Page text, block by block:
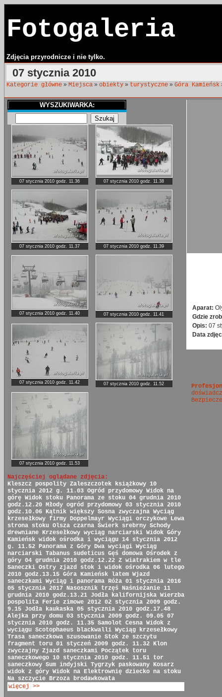
Fotogaleria
Zdjęcia przyrodnicze i nie tylko.
07 stycznia 2010
Kategorie główne » Miejsca » obiekty » turystyczne » Góra Kamieńsk
WYSZUKIWARKA:
07 stycznia 2010 godz. 11.36 07 stycznia 2010 godz. 11.38
07 stycznia 2010 godz. 11.37 07 stycznia 2010 godz. 11.39
07 stycznia 2010 godz. 11.40 07 stycznia 2010 godz. 11.41
07 stycznia 2010 godz. 11.42 07 stycznia 2010 godz. 11.52
07 stycznia 2010 godz. 11.53
Najczęściej oglądane zdjęcia:
Kleszcz pospolity Zaleszczotek książkowy 10
stycznia 2012 g. 11.03 Ogród przydomowy Widok na
górę Widok stoku Panorama ze stoku 04 grudnia 2010
godz.12.20 Młody ogród przydomowy 03 stycznia 2010
godz.10.06 Kątnik większy Sosna zwyczajna Wyciąg
krzesełkowy firmy Doppelmayr Wyciągi orczykowe Lewa
strona stoku Olsza czarna Świerk srebrny Schody
drewniane Krzesełkowy wyciąg narciarski Widok Góry
Kamieńsk widok ośrodka i wyciągu 14 stycznia 2012
g. 11.52 Panorama z Góry Dwa wyciągi Wyciąg
narciarski Tabanus sudeticus Gęś domowa Ośrodek z
góry 04 grudnia 2010 godz.12.22 Z wiatrakiem w tle
Saneczki Ostry zjazd stok i widok ośrodka 06 lutego
2010 godz.13.15 Góra Kamieńsk latem Wjazd
saneczkami Wyciąg i panorama Róża 01 stycznia 2016
05 stycznia 2017 Nasosznik trzęś Naśnieżanie 11
grudnia 2010 godz.13.21 Jodła kalifornijska Wierzba
pospolita Ferie zimowe 2012 02 stycznia 2009 godz.
9.15 Jodła kaukaska 05 stycznia 2010 godz.17.48
Alejka przy domu 03 stycznia 2009 godz. 09.05 07
stycznia 2010 godz. 11.35 Samolot Cesna Widok z
wyciągu Scotophaeus blackwalli Wyciąg krzesełkowy
Trasa saneczkowa szusowanie Stok ze szczytu
fragment toru 01 styczeń 2009 godz. 11.32 Klon
zwyczajny Zjazd saneczkami Początek toru
saneczkowego 10 stycznia 2010 godz. 11.51 tor
saneczkowy Sum indyjski Tygrzyk paskowany Kosarz
widok z góry Widok na Elektrownię dziecko na stoku
Na szczycie Brzoza brodawkowata
więcej >>
Aparat:
Gdzie
Opis: 07
Data